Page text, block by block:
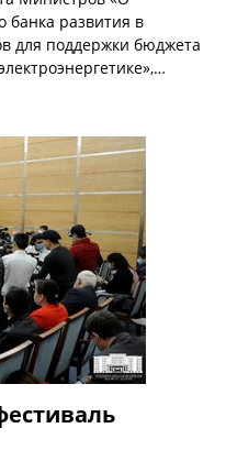
банка развития в
для поддержки бюджета